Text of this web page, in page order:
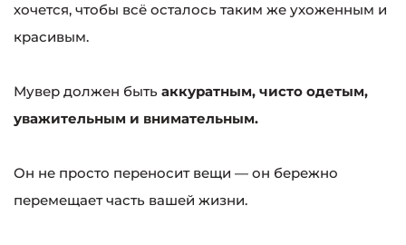
хочется, чтобы всё осталось таким же ухоженным и
красивым.
Мувер должен быть аккуратным, чисто одетым,
уважительным и внимательным.
Он не просто переносит вещи — он бережно
перемещает часть вашей жизни.